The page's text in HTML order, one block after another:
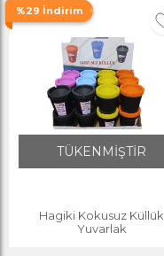
%29 İndirim
TÜKENMİŞTİR
Hagiki Kokusuz Küllük
Yuvarlak